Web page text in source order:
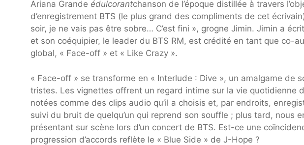
Ariana Grande édulcorantchanson de l’époque distillée à travers
d’enregistrement BTS (le plus grand des compliments de cet
soir, je ne vais pas être sobre… C’est fini », grogne Jimin. Jimin a
et son coéquipier, le leader du BTS RM, est crédité en tant que co-
global, « Face-off » et « Like Crazy ».
« Face-off » se transforme en « Interlude : Dive », un amalgame de
tristes. Les vignettes offrent un regard intime sur la vie quotidienne
notées comme des clips audio qu’il a choisis et, par endroits,
suivi du bruit de quelqu’un qui reprend son souffle ; plus tard, nous
présentant sur scène lors d’un concert de BTS. Est-ce une
progression d’accords reflète le « Blue Side » de J-Hope ?